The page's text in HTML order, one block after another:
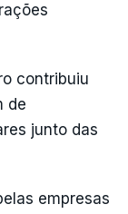
contribuiu
de
junto das
empresas